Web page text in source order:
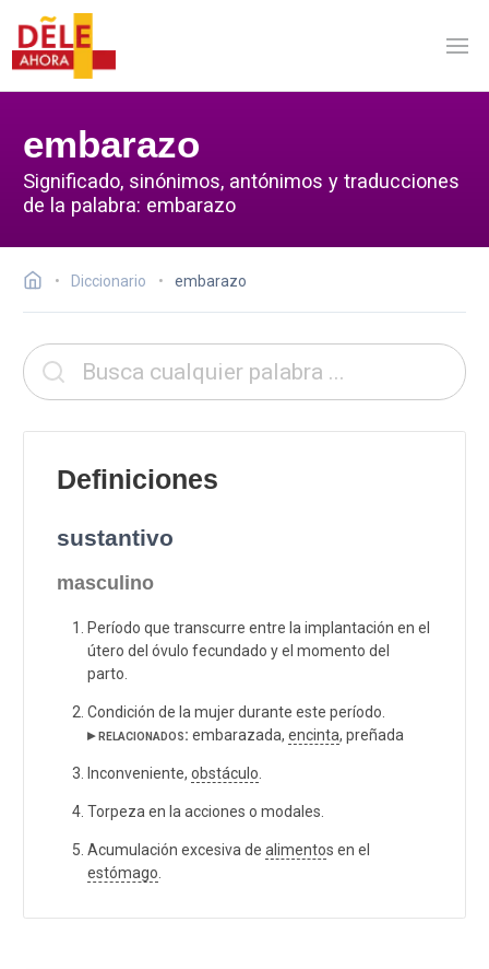
embarazo
Significado, sinónimos, antónimos y traducciones
de la palabra: embarazo
Diccionario embarazo
Definiciones
sustantivo
masculino
Período que transcurre entre la implantación en el
útero del óvulo fecundado y el momento del
parto.
Condición de la mujer durante este período.
▸ relacionados: embarazada, encinta, preñada
Inconveniente, obstáculo
Torpeza en la acciones o modales.
Acumulación excesiva de alimentos en el
estómago